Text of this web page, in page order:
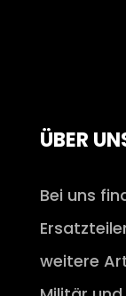
ÜBER
Bei uns
weitere